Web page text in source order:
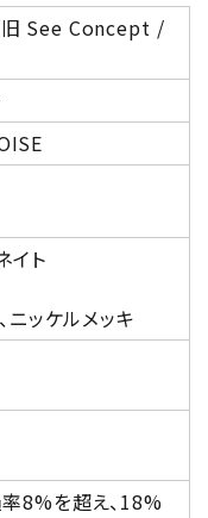
See Concept /
イト
ニッケルメッキ
8%を超え、18%